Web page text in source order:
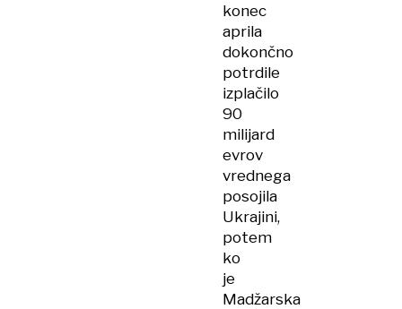
konec
aprila
dokončno
potrdile
izplačilo
90
milijard
evrov
vrednega
posojila
Ukrajini,
potem
ko
je
Madžarska